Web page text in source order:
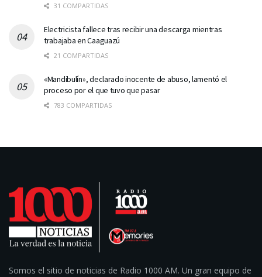
31 COMPARTIDAS
Electricista fallece tras recibir una descarga mientras
trabajaba en Caaguazú
21 COMPARTIDAS
«Mandibulín», declarado inocente de abuso, lamentó el
proceso por el que tuvo que pasar
783 COMPARTIDAS
Somos el sitio de noticias de Radio 1000 AM. Un gran equipo de